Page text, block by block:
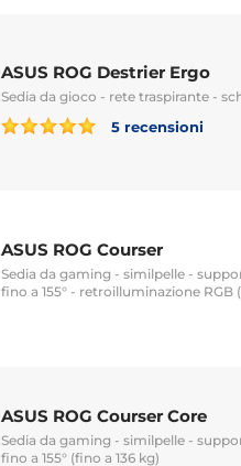
ASUS ROG Destrier Ergo
Sedia da gioco - rete traspirante -
5 recensioni
ASUS ROG Courser
Sedia da gaming - similpelle -
fino a 155° - retroilluminazione RGB
ASUS ROG Courser Core
Sedia da gaming - similpelle -
fino a 155° (fino a 136 kg)